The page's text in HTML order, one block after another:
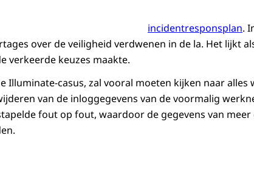
incidentresponsplan.
over de veiligheid verdwenen in de la. Het lijkt
verkeerde keuzes maakte.
Illuminate-casus, zal vooral moeten kijken naar
van de inloggegevens van de voormalig
fout op fout, waardoor de gegevens van